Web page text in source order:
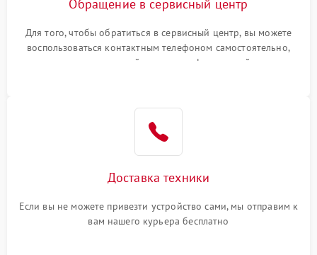
Обращение в сервисный центр
Для того, чтобы обратиться в сервисный центр, вы можете
воспользоваться контактным телефоном самостоятельно,
или оставить свой номер телефона на сайте
Доставка техники
Если вы не можете привезти устройство сами, мы отправим к
вам нашего курьера бесплатно